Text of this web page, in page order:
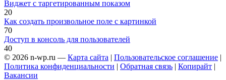
Виджет с таргетированным показом
20
Как создать произвольное поле с картинкой
70
Доступ в консоль для пользователей
40
© 2026 n-wp.ru — Карта сайта | Пользовательское соглашение |
Политика конфиденциальности | Обратная связь | Копирайт |
Вакансии